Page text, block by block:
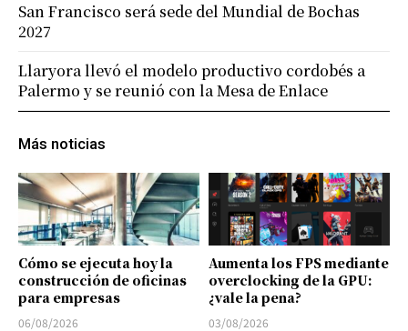
Más noticias
Cómo se ejecuta hoy la
construcción de oficinas
para empresas
06/08/2026
Aumenta los FPS mediante
overclocking de la GPU:
¿vale la pena?
03/08/2026
San Francisco será sede del Mundial de Bochas
2027
Llaryora llevó el modelo productivo cordobés a
Palermo y se reunió con la Mesa de Enlace